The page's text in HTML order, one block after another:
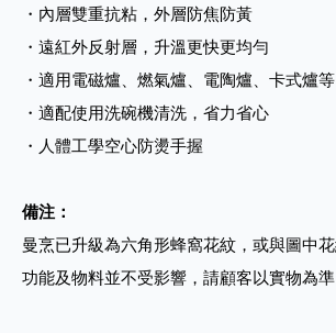
・內層雙重抗粘，外層防焦防黃
・遠紅外反射層，升溫更快更均勻
・適用電磁爐、燃氣爐、電陶爐、卡式爐等
・適配使用洗碗機清洗，省力省心
・人體工學空心防燙手握
備注：
曼烹已升級為六角形蜂窩花紋，或與圖中
功能及物料並不受影響，請顧客以實物為準